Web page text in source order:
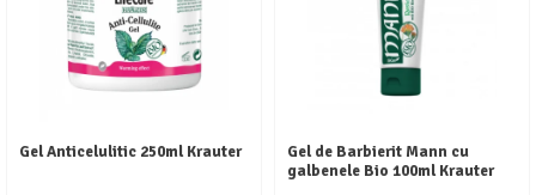
Gel Anticelulitic 250ml Krauter
Gel de Barbierit Mann cu
galbenele Bio 100ml Krauter